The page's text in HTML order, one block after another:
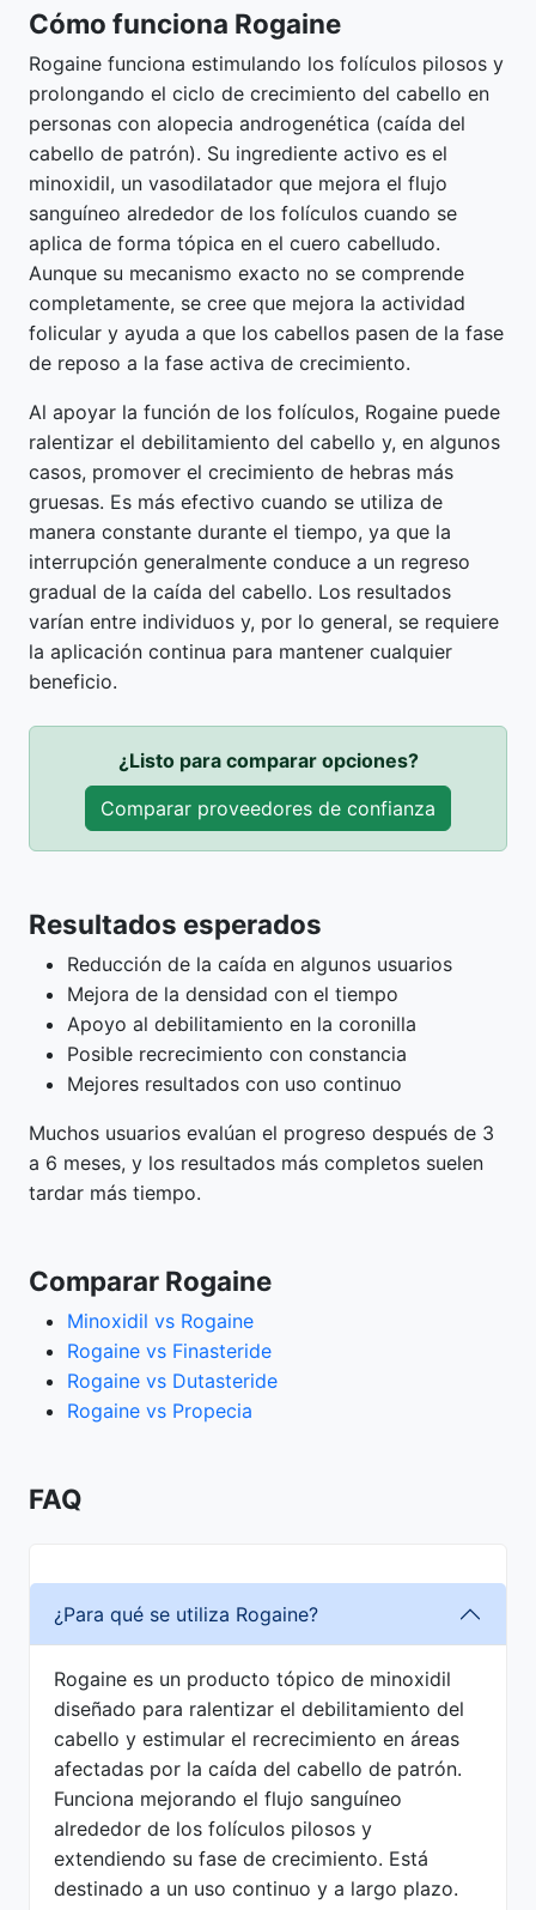
Cómo funciona Rogaine
Rogaine funciona estimulando los folículos pilosos y
prolongando el ciclo de crecimiento del cabello en
personas con alopecia androgenética (caída del
cabello de patrón). Su ingrediente activo es el
minoxidil, un vasodilatador que mejora el flujo
sanguíneo alrededor de los folículos cuando se
aplica de forma tópica en el cuero cabelludo.
Aunque su mecanismo exacto no se comprende
completamente, se cree que mejora la actividad
folicular y ayuda a que los cabellos pasen de la fase
de reposo a la fase activa de crecimiento.
Al apoyar la función de los folículos, Rogaine puede
ralentizar el debilitamiento del cabello y, en algunos
casos, promover el crecimiento de hebras más
gruesas. Es más efectivo cuando se utiliza de
manera constante durante el tiempo, ya que la
interrupción generalmente conduce a un regreso
gradual de la caída del cabello. Los resultados
varían entre individuos y, por lo general, se requiere
la aplicación continua para mantener cualquier
beneficio.
¿Listo para comparar opciones?
Comparar proveedores de confianza
Resultados esperados
Reducción de la caída en algunos usuarios
Mejora de la densidad con el tiempo
Apoyo al debilitamiento en la coronilla
Posible recrecimiento con constancia
Mejores resultados con uso continuo
Muchos usuarios evalúan el progreso después de 3
a 6 meses, y los resultados más completos suelen
tardar más tiempo.
Comparar Rogaine
Minoxidil vs Rogaine
Rogaine vs Finasteride
Rogaine vs Dutasteride
Rogaine vs Propecia
FAQ
¿Para qué se utiliza Rogaine?
Rogaine es un producto tópico de minoxidil
diseñado para ralentizar el debilitamiento del
cabello y estimular el recrecimiento en áreas
afectadas por la caída del cabello de patrón.
Funciona mejorando el flujo sanguíneo
alrededor de los folículos pilosos y
extendiendo su fase de crecimiento. Está
destinado a un uso continuo y a largo plazo.